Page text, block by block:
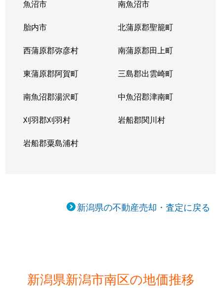
魚沼市 南魚沼市
胎内市 北蒲原郡聖籠町
西蒲原郡弥彦村 南蒲原郡田上町
東蒲原郡阿賀町 三島郡出雲崎町
南魚沼郡湯沢町 中魚沼郡津南町
刈羽郡刈羽村 岩船郡関川村
岩船郡粟島浦村
新潟県の不動産売却・査定に戻る
新潟県新潟市南区の地価推移